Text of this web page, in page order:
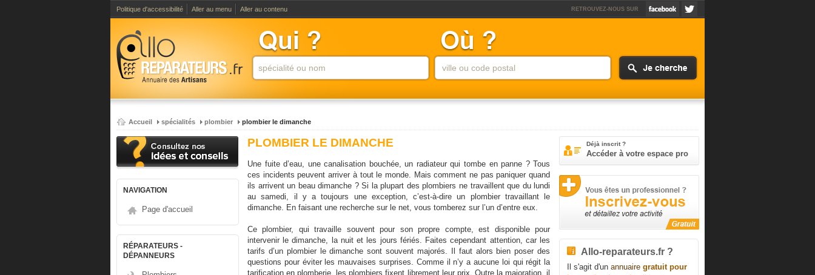
Politique d'accessibilité Aller au menu Aller au contenu RETROUVEZ-NOUS SUR
Accueil spécialités plombier plombier le dimanche
NAVIGATION
Page d'accueil
RÉPARATEURS -
DÉPANNEURS
PLOMBIER LE DIMANCHE
Une fuite d’eau, une canalisation bouchée, un radiateur qui tombe en panne ? Tous
ces incidents peuvent arriver à tout le monde. Mais comment ne pas paniquer quand
ils arrivent un beau dimanche ? Si la plupart des plombiers ne travaillent que du lundi
au samedi, il y a toujours une exception, c’est-à-dire un plombier travaillant le
dimanche. En faisant une recherche sur le net, vous tomberez sur l’un d’entre eux.
Ce plombier, qui travaille souvent pour son propre compte, est disponible pour
intervenir le dimanche, la nuit et les jours fériés. Faites cependant attention, car les
tarifs d’un plombier le dimanche sont souvent majorés. Il faut alors bien poser des
questions pour éviter les mauvaises surprises. Comme il n’y a aucune loi qui régit la
tarification en plomberie, les plombiers fixent librement leur prix. Outre la majoration, il
Déjà inscrit ?
Accéder à votre espace pro
Allo-reparateurs.fr ?
Il s'agit d'un annuaire gratuit pour